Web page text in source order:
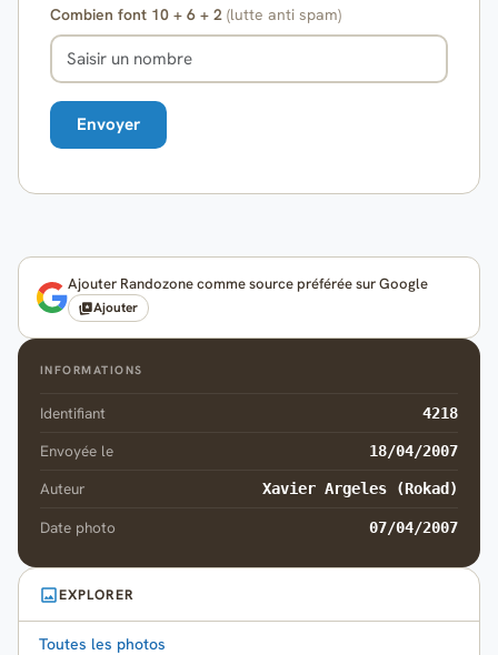
Combien font 10 + 6 + 2 (lutte anti spam)
Ajouter Randozone comme source préférée sur Google
Ajouter
INFORMATIONS
Identifiant 4218
Envoyée le 18/04/2007
Auteur Xavier Argeles (Rokad)
Date photo 07/04/2007
EXPLORER
Toutes les photos